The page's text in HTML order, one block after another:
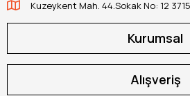
Kuzeykent Mah. 44.Sokak No: 12
Kurumsal
Alışveriş